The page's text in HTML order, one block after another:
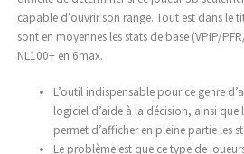
capable d’ouvrir son range. Tout est dans le
sont en moyennes les stats de base (VPIP/
NL100+ en 6max.
L’outil indispensable pour ce genre
logiciel d’aide à la décision, ainsi que
permet d’afficher en pleine partie les
Le problème est que ce type de